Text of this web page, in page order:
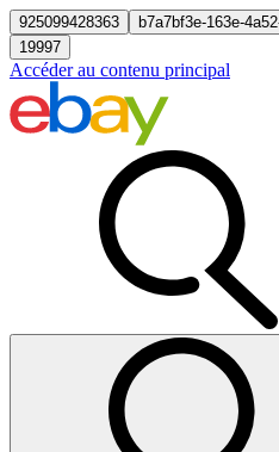
925099428363
b7a7bf3e-163e-
19997
Accéder au contenu principal